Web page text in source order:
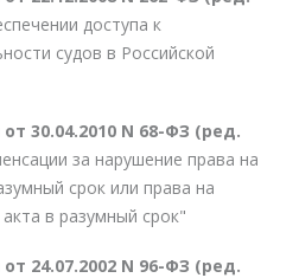
доступа к
судов в Российской
30.04.2010 N 68-ФЗ (ред.
за нарушение права на
срок или права на
в разумный срок"
24.07.2002 N 96-ФЗ (ред.